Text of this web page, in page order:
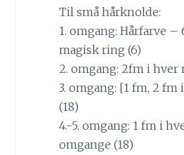
Til små hårknolde:
1. omgang: Hårfarve –
magisk ring (6)
2. omgang: 2fm i hver
3. omgang: [1 fm, 2
(18)
4.-5. omgang: 1 fm i
omgange (18)